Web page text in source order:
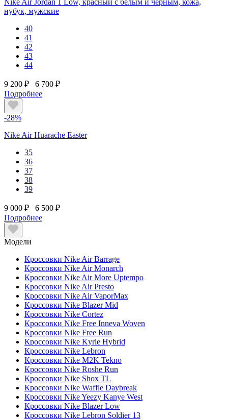
нубук, мужские
40
41
42
43
44
9 200 ₽
6 700 ₽
Подробнее
-28%
Nike Air Huarache Easter
35
36
37
38
39
9 000 ₽
6 500 ₽
Подробнее
Модели
Кроссовки Nike Air Barrage
Кроссовки Nike Air Monarch
Кроссовки Nike Air More Uptempo
Кроссовки Nike Air Presto
Кроссовки Nike Air VaporMax
Кроссовки Nike Blazer Mid
Кроссовки Nike Cortez
Кроссовки Nike Free Inneva Woven
Кроссовки Nike Free Run
Кроссовки Nike Kyrie Hybrid
Кроссовки Nike Lebron
Кроссовки Nike M2K Tekno
Кроссовки Nike Roshe Run
Кроссовки Nike Shox TL
Кроссовки Nike Waffle Daybreak
Кроссовки Nike Yeezy Kanye West
Кроссовки Nike Blazer Low
Кроссовки Nike Lebron Soldier 13